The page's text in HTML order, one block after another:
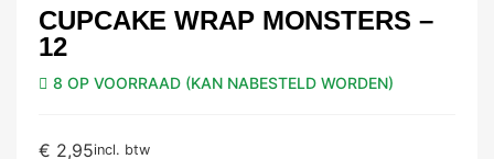
CUPCAKE WRAP MONSTERS –
12
8 OP VOORRAAD (KAN NABESTELD WORDEN)
€ 2,95incl. btw